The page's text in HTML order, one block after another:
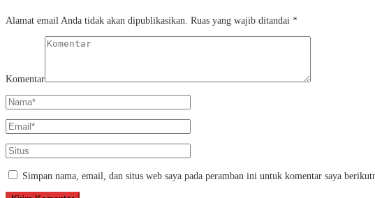
Alamat email Anda tidak akan dipublikasikan. Ruas yang wajib ditandai *
Komentar
Simpan nama, email, dan situs web saya pada peramban ini untuk komentar saya